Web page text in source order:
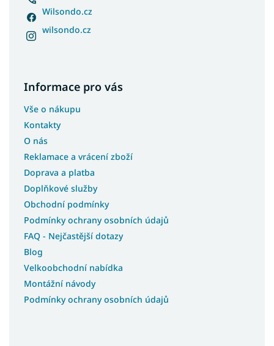
Wilsondo.cz
wilsondo.cz
Informace pro vás
Vše o nákupu
Kontakty
O nás
Reklamace a vrácení zboží
Doprava a platba
Doplňkové služby
Obchodní podmínky
Podmínky ochrany osobních údajů
FAQ - Nejčastější dotazy
Blog
Velkoobchodní nabídka
Montážní návody
Podmínky ochrany osobních údajů